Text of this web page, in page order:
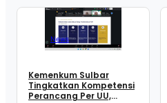
News
Kemenkum Sulbar
Tingkatkan Kompetensi
Perancang Per UU,